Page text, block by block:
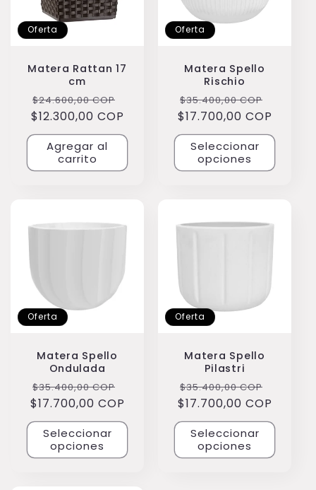
óOferta
Matera Rattan 17
cm
Precio
habitual
$24.600,00 COP
de
oferta
$12.300,00 COP
Agregar al
carrito
Oferta
Matera Spello
Rischio
Precio
habitual
$35.400,00 COP
de
oferta
$17.700,00 COP
Seleccionar
opciones
Oferta
Matera Spello
Ondulada
Precio
habitual
$35.400,00 COP
de
oferta
$17.700,00 COP
Seleccionar
opciones
Oferta
Matera Spello
Pilastri
Precio
habitual
$35.400,00 COP
de
oferta
$17.700,00 COP
Seleccionar
opciones